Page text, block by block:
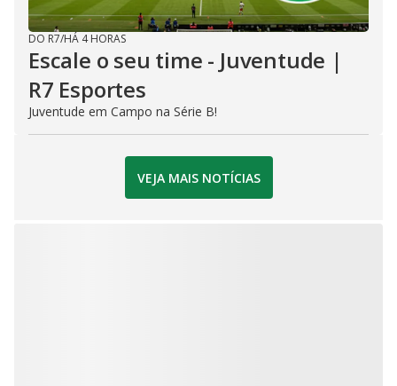
DO R7/HÁ 4 HORAS
Escale o seu time - Juventude |
R7 Esportes
Juventude em Campo na Série B!
VEJA MAIS NOTÍCIAS